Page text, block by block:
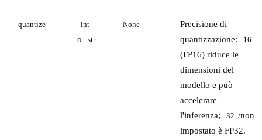
quantize int
o str
None
Precisione di
quantizzazione:
16
(FP16) riduce le
dimensioni del
modello e può
accelerare
l'inferenza;
32 /non
impostato è FP32.